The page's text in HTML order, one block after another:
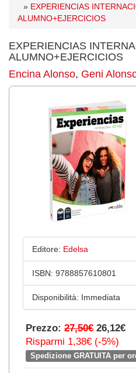
» EXPERIENCIAS
ALUMNO+EJERCICIOS
EXPERIENCIAS
ALUMNO+EJERCICIOS
Encina Alonso, Geni
Editore: Edelsa
ISBN: 9788857610801
Disponibilità: Immediata
Prezzo: 27,50€ 26,12€
Risparmi 1,38€ (-5%)
Spedizione GRATUITA per